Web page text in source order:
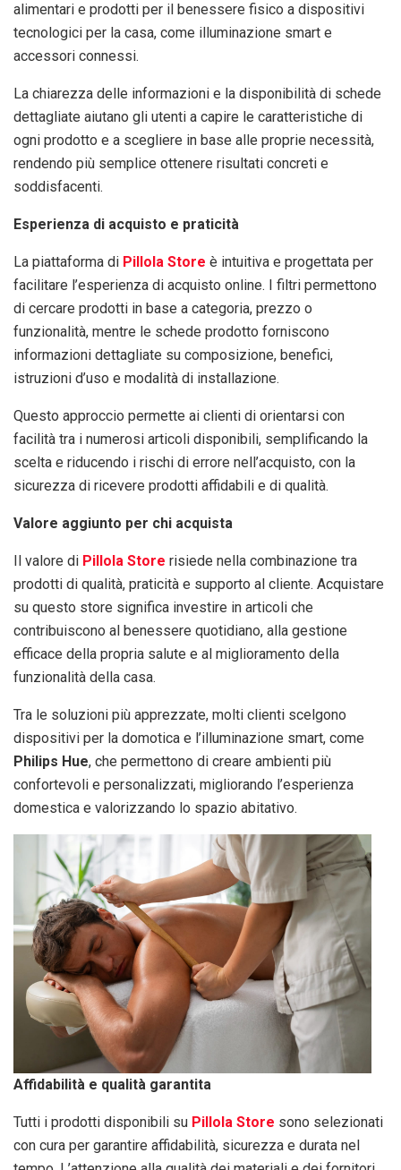
alimentari e prodotti per il benessere fisico a dispositivi
tecnologici per la casa, come illuminazione smart e
accessori connessi.
La chiarezza delle informazioni e la disponibilità di schede
dettagliate aiutano gli utenti a capire le caratteristiche di
ogni prodotto e a scegliere in base alle proprie necessità,
rendendo più semplice ottenere risultati concreti e
soddisfacenti.
Esperienza di acquisto e praticità
La piattaforma di Pillola Store è intuitiva e progettata per
facilitare l’esperienza di acquisto online. I filtri permettono
di cercare prodotti in base a categoria, prezzo o
funzionalità, mentre le schede prodotto forniscono
informazioni dettagliate su composizione, benefici,
istruzioni d’uso e modalità di installazione.
Questo approccio permette ai clienti di orientarsi con
facilità tra i numerosi articoli disponibili, semplificando la
scelta e riducendo i rischi di errore nell’acquisto, con la
sicurezza di ricevere prodotti affidabili e di qualità.
Valore aggiunto per chi acquista
Il valore di Pillola Store risiede nella combinazione tra
prodotti di qualità, praticità e supporto al cliente. Acquistare
su questo store significa investire in articoli che
contribuiscono al benessere quotidiano, alla gestione
efficace della propria salute e al miglioramento della
funzionalità della casa.
Tra le soluzioni più apprezzate, molti clienti scelgono
dispositivi per la domotica e l’illuminazione smart, come
Philips Hue, che permettono di creare ambienti più
confortevoli e personalizzati, migliorando l’esperienza
domestica e valorizzando lo spazio abitativo.
Affidabilità e qualità garantita
Tutti i prodotti disponibili su Pillola Store sono selezionati
con cura per garantire affidabilità, sicurezza e durata nel